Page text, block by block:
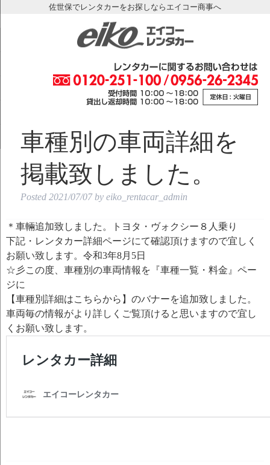
佐世保でレンタカーをお探しならエイコー商事へ
車種別の車両詳細を
掲載致しました。
Posted 2021/07/07 by eiko_rentacar_admin
＊車輛追加致しました。トヨタ・ヴォクシー８人乗り
下記・レンタカー詳細ページにて確認頂けますので宜しく
お願い致します。令和3年8月5日
☆彡この度、車種別の車両情報を『車種一覧・料金』ペー
ジに
【車種別詳細はこちらから】のバナーを追加致しました。
車両毎の情報がより詳しくご覧頂けると思いますので宜し
くお願い致します。